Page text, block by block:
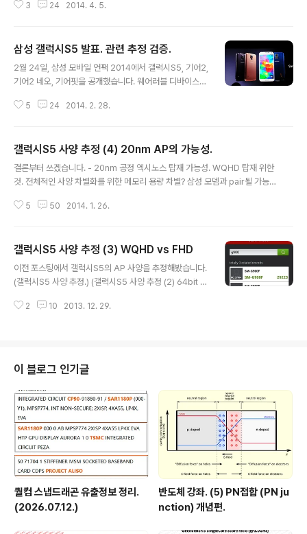
SKT판 갤럭시S5 Teardown 입니다. 국내판만 선출시
(2.457GHz) 쿼드코어. 긱벤치3 결과가 다수 올라오기
시작했으나 기존 스냅드래곤800 (갤럭시S4 LTE-A, 갤
럭시 노트3) 결과와 큰 차이가 없음. 클럭이 8.5% (2265
틀링을 원인으로 생각할 수 밖에 없음. ht..
3 24 2014. 4. 5.
삼성 갤럭시S5 발표. 관련 추정 검증.
2월 24일, 삼성 모바일 언팩 2014에서 갤럭시S5, 기어2,
기어2 네오, 기어핏을 공개했습니다. 웨어러블 디바이스의
지고 삼성 기어으로 표기되었습니다. 향후 어떻게 라인업
럭시S5 입니다. 디자인, 기능적이 부분은 더 자세하게 다
뤄주는 곳이 많으니 하드웨어를 중심으로 보겠습니다. 갤
럭시S5 디자인은 발표 하루 전 유출되었습니다. 실제 디자
극명히 갈리는 후면 디자인. 실물은 그나마 괜찮은 것 같은
5 24 2014. 2. 28.
갤럭시S5 사양 추정 (4) 20nm AP의 가능성.
결론부터 쓰겠습니다. - 20nm 공정 엑시노스 탑재 가능성. WQHD 탑재 위한
것. 전체적인 사양 차별화를 위한 메모리 용량 차별? 삼성 모뎀과 pair될 가능성
운 갤럭기 기어 출시 가능성. - 기존 예상. 기존 추정은 다음과 같았습니다. (링
레이 : 5.25인치 WQHD(2560 x 1440) or FHD(1920 x 1080) 64비트
프로세서 탑재는 어렵다고 봤습니다. (링크 : 갤럭시S5 사양 추정 (2) 64bit vs
32bit) 탑재될..
5 50 2014. 1. 26.
갤럭시S5 사양 추정 (3) WQHD vs FHD
이전 포스팅에서 갤럭시S5의 AP 사양을 추정해봤습니다.
(갤럭시S5 사양 추정.) (갤럭시S5 사양 추정 (2) 64bit v
or 스냅드래곤800 리비전. (MSM8974AC ??) 결국 64
6) 안투투에 나오는 사양이야 신뢰도가 떨어지는 편이지만
갤럭시S4 때 대부분 안 믿을 때 맞아버린 전례가 있어서
무조건 무시하기도 힘듭니다. 맞다고 봐야할듯. (갤럭시S4
유출 및 엑시노스 라인업에 대한 고찰. (ver.2013.03.1
4)) 그 다음의 논..
2 10 2013. 12. 29.
이 블로그 인기글
퀄컴 스냅드래곤 유출정보 정리.
(2026.07.12.)
반도체 강좌. (5) PN접합 (PN ju
nction) 개념편.